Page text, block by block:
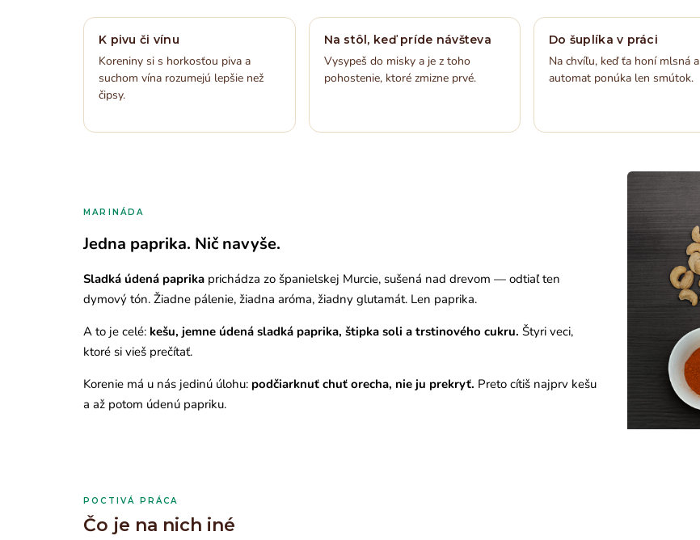
K pivu či vínu
Koreniny si s horkosťou piva a
suchom vína rozumejú lepšie než
čipsy.
Na stôl, keď príde návšteva
Vysypeš do misky a je z toho
pohostenie, ktoré zmizne prvé.
Do šuplíka v práci
Na chvíľu, keď ťa honí mlsná a
automat ponúka len smútok.
MARINÁDA
Jedna paprika. Nič navyše.
Sladká údená paprika prichádza zo španielskej Murcie, sušená nad drevom — odtiaľ ten
dymový tón. Žiadne pálenie, žiadna aróma, žiadny glutamát. Len paprika.
A to je celé: kešu, jemne údená sladká paprika, štipka soli a trstinového cukru. Štyri veci,
ktoré si vieš prečítať.
Korenie má u nás jedinú úlohu: podčiarknuť chuť orecha, nie ju prekryť. Preto cítiš najprv kešu
a až potom údenú papriku.
POCTIVÁ PRÁCA
Čo je na nich iné